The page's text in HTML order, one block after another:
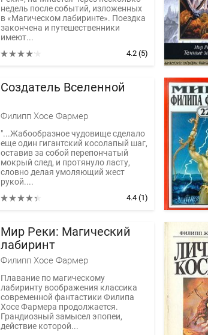
недель после событий, изложенных
в «Магическом лабиринте». Поездка
закончена и путешественники
имеют...
4.2 (5)
Создатель Вселенной
Филипп Хосе Фармер
"...Жабообразное чудовище сделало
еще один гигантский косолапый шаг,
оставив за собой перепончатый
мокрый след, и протянуло ласту,
словно делая умоляющий жест
рукой....
4.4 (1)
Мир Реки: Магический
лабиринт
Филипп Хосе Фармер
Плавание по магическому
лабиринту воображения классика
современной фантастики Филипа
Хосе Фармера продолжается.
Грандиозный замысел эпопеи,
действие которой...